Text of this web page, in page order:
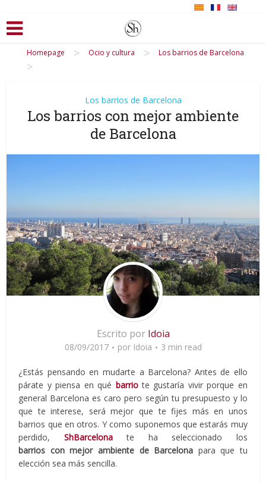
Homepage > Ocio y cultura > Los barrios de Barcelona
>
Los barrios de Barcelona
Los barrios con mejor ambiente
de Barcelona
Escrito por Idoia
08/09/2017 por Idoia 3 min read
¿Estás pensando en mudarte a Barcelona? Antes de ello
párate y piensa en qué barrio te gustaría vivir porque en
general Barcelona es caro pero según tu presupuesto y lo
que te interese, será mejor que te fijes más en unos
barrios que en otros. Y como suponemos que estarás muy
perdido, ShBarcelonate ha seleccionado los
barrios conmejor ambiente de Barcelona para que tu
elección sea más sencilla.